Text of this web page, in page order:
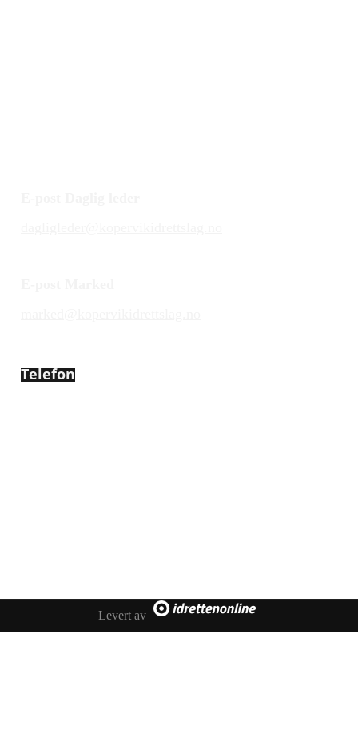
Telefon
Levert av